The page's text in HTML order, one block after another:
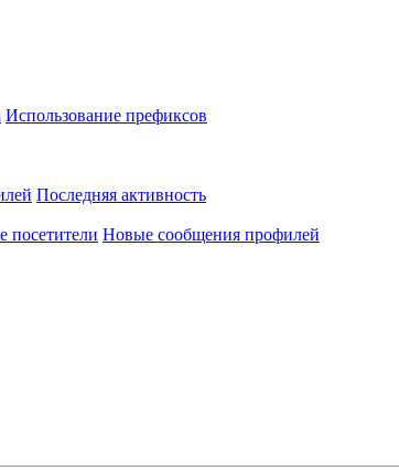
Использование префиксов
Последняя активность
посетители Новые сообщения профилей